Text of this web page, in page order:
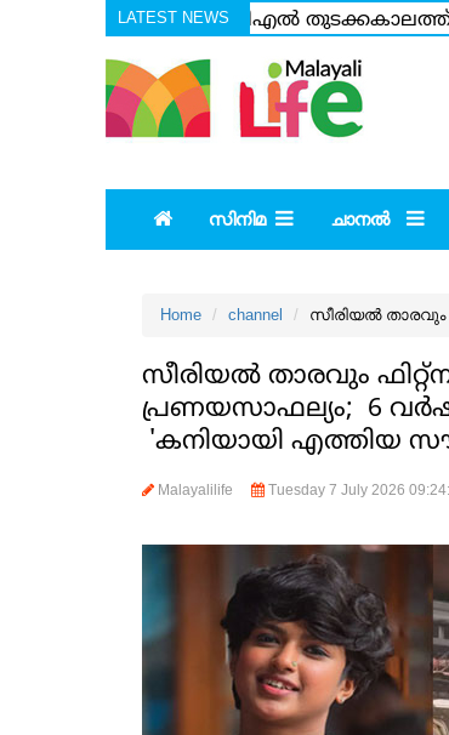
LATEST NEWSഐപിഎല്‍ തുടക്കകാലത്ത്
പോലും ആക്കിയിട്ടില്ല
സിനിമ ചാനല്‍
Home channel സീരിയല്‍
സീരിയല്‍ താരവും
പ്രണയസാഫല്യം; 6
'കനിയായി എത്തിയ
Malayalilife Tuesday 7 July 2026